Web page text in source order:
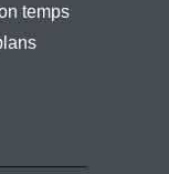
temps